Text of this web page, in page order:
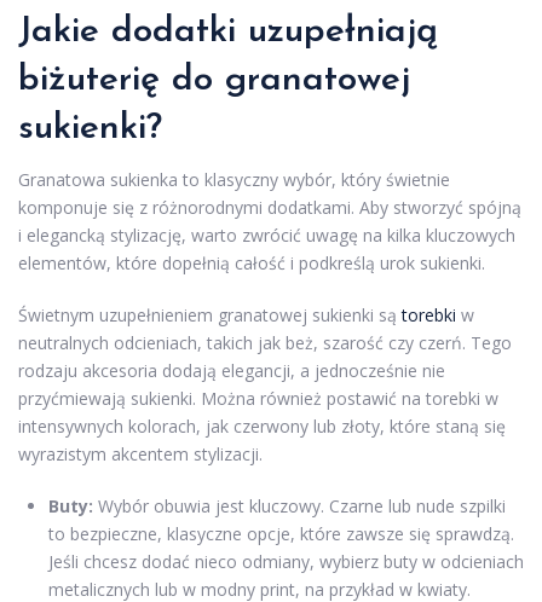
Jakie dodatki uzupełniają
biżuterię do granatowej
sukienki?
Granatowa sukienka to klasyczny wybór, który świetnie
komponuje się z różnorodnymi dodatkami. Aby stworzyć spójną
i elegancką stylizację, warto zwrócić uwagę na kilka kluczowych
elementów, które dopełnią całość i podkreślą urok sukienki.
Świetnym uzupełnieniem granatowej sukienki sątorebki w
neutralnych odcieniach, takich jak beż, szarość czy czerń. Tego
rodzaju akcesoria dodają elegancji, a jednocześnie nie
przyćmiewają sukienki. Można również postawić na torebki w
intensywnych kolorach, jak czerwony lub złoty, które staną się
wyrazistym akcentem stylizacji.
Buty: Wybór obuwia jest kluczowy. Czarne lub nude szpilki
to bezpieczne, klasyczne opcje, które zawsze się sprawdzą.
Jeśli chcesz dodać nieco odmiany, wybierz buty w odcieniach
metalicznych lub w modny print, na przykład w kwiaty.